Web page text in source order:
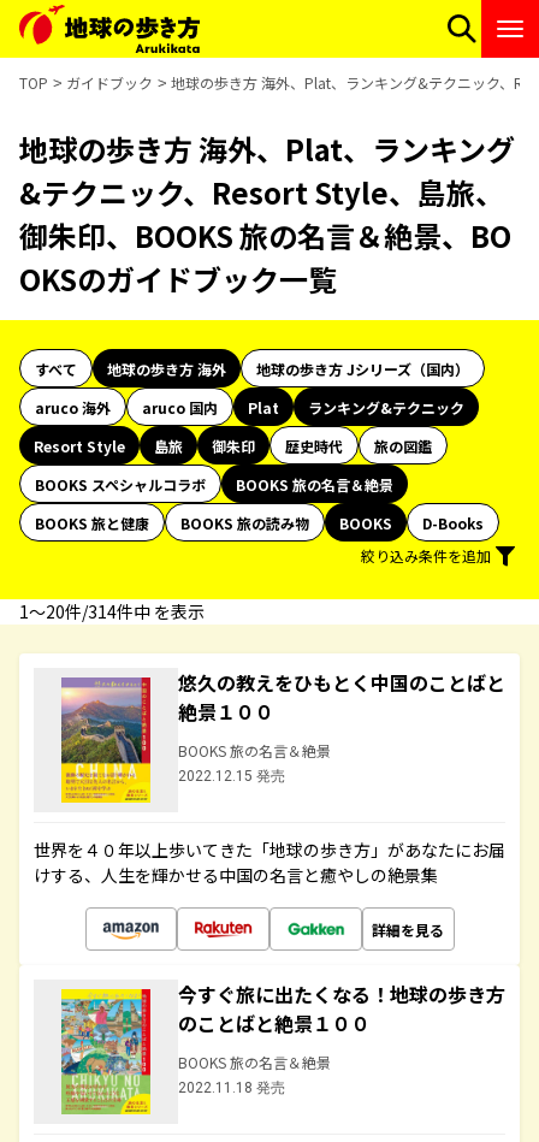
TOP ガイドブック 地球の歩き方 海外、Plat、ランキング&テクニック、
地球の歩き方 海外、Plat、ランキング
&テクニック、Resort Style、島旅、
御朱印、BOOKS 旅の名言＆絶景、BO
OKSのガイドブック一覧
すべて 地球の歩き方 海外
地球の歩き方 Jシリーズ（国内）
aruco 海外
aruco 国内 Plat
ランキング&テクニック
Resort Style
島旅 御朱印 歴史時代
旅の図鑑
BOOKS スペシャルコラボ
BOOKS 旅の名言＆絶景
BOOKS 旅と健康
BOOKS 旅の読み物 BOOKS
D-Books
絞り込み条件を追加
1〜20件/314件中 を表示
悠久の教えをひもとく中国のことばと
絶景１００
BOOKS 旅の名言＆絶景
2022.12.15 発売
世界を４０年以上歩いてきた「地球の歩き方」があなたにお届
けする、人生を輝かせる中国の名言と癒やしの絶景集
詳細を見る
今すぐ旅に出たくなる！地球の歩き方
のことばと絶景１００
BOOKS 旅の名言＆絶景
2022.11.18 発売